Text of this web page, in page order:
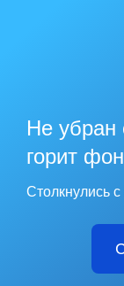
Не убран
горит
Столкнулись